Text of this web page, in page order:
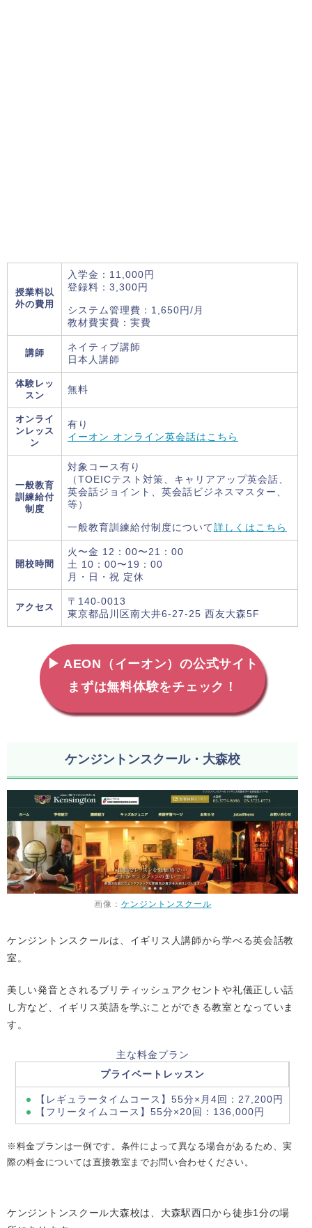
授業料以
外の費用
入学金：11,000円
登録料：3,300円
システム管理費：1,650円/月
教材費実費：実費
講師
ネイティブ講師
日本人講師
体験レッ
スン
無料
オンライ
ンレッス
ン
有り
イーオン オンライン英会話はこちら
一般教育
訓練給付
制度
対象コース有り
（TOEICテスト対策、キャリアアップ英会話、
英会話ジョイント、英会話ビジネスマスター、
等）
一般教育訓練給付制度について 詳しくはこちら
開校時間
火〜金 12：00〜21：00
土 10：00〜19：00
月・日・祝 定休
アクセス
〒140-0013
東京都品川区南大井6-27-25 西友大森5F
▶ AEON（イーオン）の公式サイト
まずは無料体験をチェック！
ケンジントンスクール・大森校
画像： ケンジントンスクール
ケンジントンスクールは、イギリス人講師から学べる英会話教
室。
美しい発音とされるブリティッシュアクセントや礼儀正しい話
し方など、イギリス英語を学ぶことができる教室となっていま
す。
主な料金プラン
プライベートレッスン
【レギュラータイムコース】55分×月4回：27,200円
【フリータイムコース】55分×20回：136,000円
※料金プランは一例です。条件によって異なる場合があるため、実
際の料金については直接教室までお問い合わせください。
ケンジントンスクール大森校は、大森駅西口から徒歩1分の場